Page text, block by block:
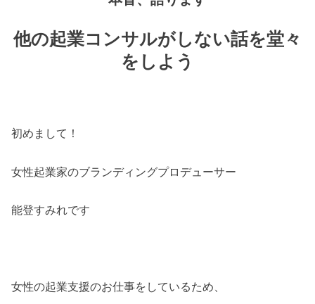
他の起業コンサルがしない話を堂々
をしよう
初めまして！
女性起業家のブランディングプロデューサー
能登すみれです
女性の起業支援のお仕事をしているため、